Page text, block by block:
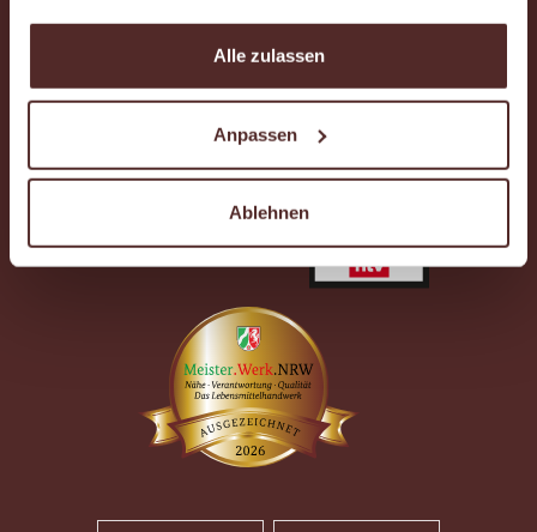
Alle zulassen
Anpassen
Ablehnen